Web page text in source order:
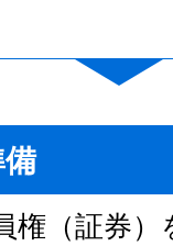
権（証券